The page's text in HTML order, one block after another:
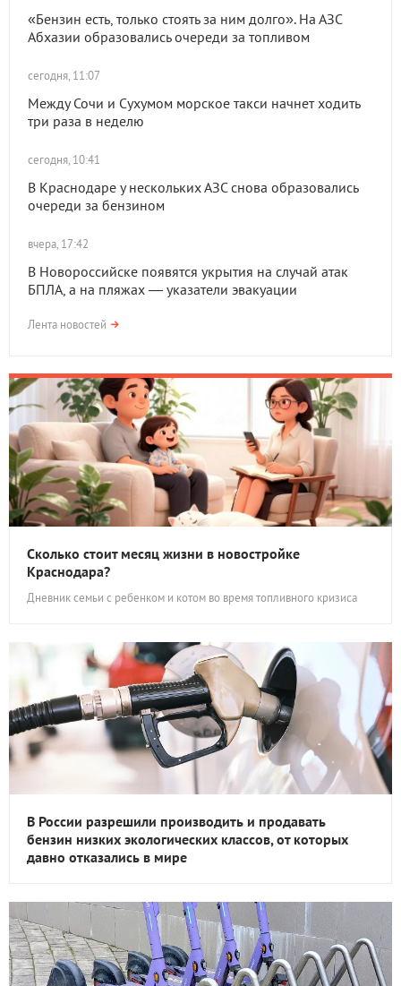
«Бензин есть, только стоять за ним долго». На АЗС
Абхазии образовались очереди за топливом
сегодня, 11:07
Между Сочи и Сухумом морское такси начнет ходить
три раза в неделю
сегодня, 10:41
В Краснодаре у нескольких АЗС снова образовались
очереди за бензином
вчера, 17:42
В Новороссийске появятся укрытия на случай атак
БПЛА, а на пляжах — указатели эвакуации
Лента новостей
Сколько стоит месяц жизни в новостройке
Краснодара?
Дневник семьи с ребенком и котом во время топливного кризиса
В России разрешили производить и продавать
бензин низких экологических классов, от которых
давно отказались в мире